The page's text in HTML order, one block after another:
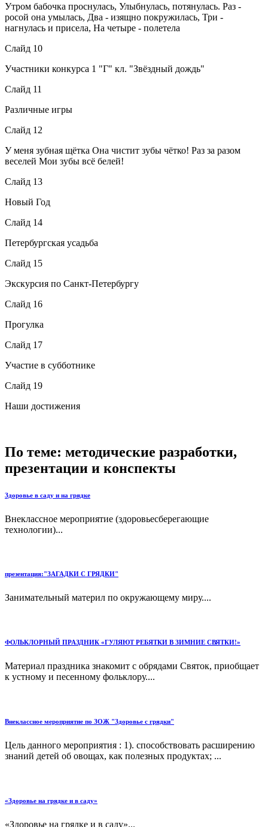
Утром бабочка проснулась, Улыбнулась, потянулась. Раз -
росой она умылась, Два - изящно покружилась, Три -
нагнулась и присела, На четыре - полетела
Слайд 10
Участники конкурса 1 "Г" кл. "Звёздный дождь"
Слайд 11
Различные игры
Слайд 12
У меня зубная щётка Она чистит зубы чётко! Раз за разом
веселей Мои зубы всё белей!
Слайд 13
Новый Год
Слайд 14
Петербургская усадьба
Слайд 15
Экскурсия по Санкт-Петербургу
Слайд 16
Прогулка
Слайд 17
Участие в субботнике
Слайд 19
Наши достижения
По теме: методические разработки,
презентации и конспекты
Здоровье в саду и на грядке
Внеклассное мероприятие (здоровьесберегающие
технологии)...
презентация:"ЗАГАДКИ С ГРЯДКИ"
Занимательный материл по окружающему миру....
ФОЛЬКЛОРНЫЙ ПРАЗДНИК «ГУЛЯЮТ РЕБЯТКИ В ЗИМНИЕ СВЯТКИ!»
Материал праздника знакомит с обрядами Святок, приобщает
к устному и песенному фольклору....
Внеклассное мероприятие по ЗОЖ "Здоровье с грядки"
Цель данного мероприятия : 1). способствовать расширению
знаний детей об овощах, как полезных продуктах; ...
«Здоровье на грядке и в саду»
«Здоровье на грядке и в саду»...